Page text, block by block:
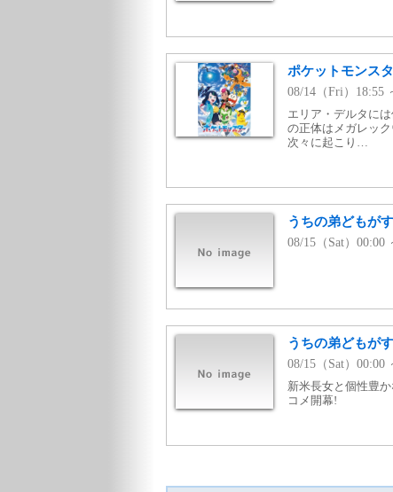
ポケットモンス
08/14（Fri）18:55
エリア・デルタに
の正体はメガレッ
次々に起こり…
うちの弟どもが
08/15（Sat）00:00
うちの弟どもが
08/15（Sat）00:00
新米長女と個性豊
コメ開幕!